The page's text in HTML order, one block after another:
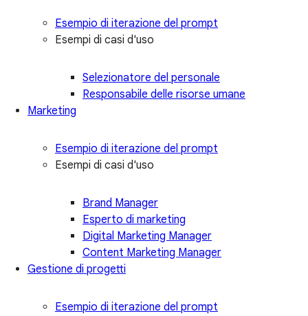
Esempio di iterazione del prompt
Esempi di casi d'uso
Selezionatore del personale
Responsabile delle risorse umane
Marketing
Esempio di iterazione del prompt
Esempi di casi d'uso
Brand Manager
Esperto di marketing
Digital Marketing Manager
Content Marketing Manager
Gestione di progetti
Esempio di iterazione del prompt